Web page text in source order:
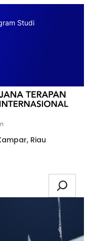
Studi
Riau
Search